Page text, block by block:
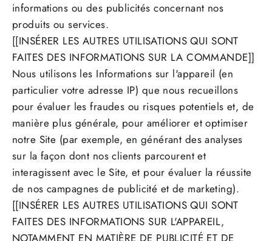
informations ou des publicités concernant nos
produits ou services.
[[INSÉRER LES AUTRES UTILISATIONS QUI SONT
FAITES DES INFORMATIONS SUR LA COMMANDE]]
Nous utilisons les Informations sur l'appareil (en
particulier votre adresse IP) que nous recueillons
pour évaluer les fraudes ou risques potentiels et, de
manière plus générale, pour améliorer et optimiser
notre Site (par exemple, en générant des analyses
sur la façon dont nos clients parcourent et
interagissent avec le Site, et pour évaluer la réussite
de nos campagnes de publicité et de marketing).
[[INSÉRER LES AUTRES UTILISATIONS QUI SONT
FAITES DES INFORMATIONS SUR L'APPAREIL,